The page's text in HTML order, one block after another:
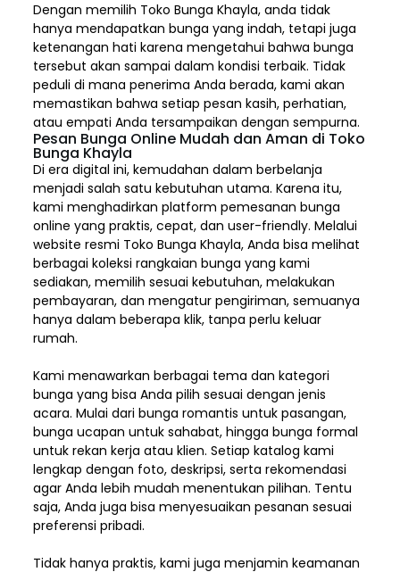
Dengan memilih Toko Bunga Khayla, anda tidak
hanya mendapatkan bunga yang indah, tetapi juga
ketenangan hati karena mengetahui bahwa bunga
tersebut akan sampai dalam kondisi terbaik. Tidak
peduli di mana penerima Anda berada, kami akan
memastikan bahwa setiap pesan kasih, perhatian,
atau empati Anda tersampaikan dengan sempurna.
Pesan Bunga Online Mudah dan Aman di Toko
Bunga Khayla
Di era digital ini, kemudahan dalam berbelanja
menjadi salah satu kebutuhan utama. Karena itu,
kami menghadirkan platform pemesanan bunga
online yang praktis, cepat, dan user-friendly. Melalui
website resmi Toko Bunga Khayla, Anda bisa melihat
berbagai koleksi rangkaian bunga yang kami
sediakan, memilih sesuai kebutuhan, melakukan
pembayaran, dan mengatur pengiriman,semuanya
hanya dalam beberapa klik, tanpa perlu keluar
rumah.
Kami menawarkan berbagai tema dan kategori
bunga yang bisa Anda pilih sesuai dengan jenis
acara. Mulai dari bunga romantis untuk pasangan,
bunga ucapan untuk sahabat, hingga bunga formal
untuk rekan kerja atau klien. Setiap katalog kami
lengkap dengan foto, deskripsi, serta rekomendasi
agar Anda lebih mudah menentukan pilihan. Tentu
saja, Anda juga bisa menyesuaikan pesanan sesuai
preferensi pribadi.
Tidak hanya praktis, kami juga menjamin keamanan